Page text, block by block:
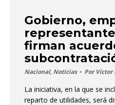
Gobierno,
firman
Nacional, Noticias PorVíctor
La iniciativa, en la que se
reparto de utilidades, será